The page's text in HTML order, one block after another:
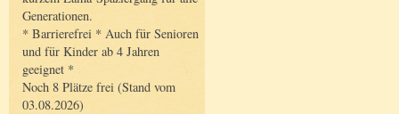
Generationen.
* Barrierefrei * Auch für Senioren
und für Kinder ab 4 Jahren
geeignet *
Noch 8 Plätze frei (Stand vom
03.08.2026)